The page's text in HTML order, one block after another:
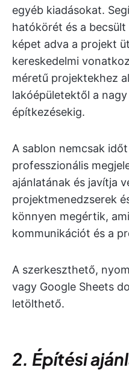
egyéb kiadásokat.
hatókörét és a
képet adva a projekt
kereskedelmi
méretű projektekhez
lakóépületektől a
építkezésekig.
A sablon nemcsak
professzionális
ajánlatának és javítja
projektmenedzserek
könnyen megértik,
kommunikációt és a
A szerkeszthető,
vagy Google Sheets
letölthető.
2. Építési